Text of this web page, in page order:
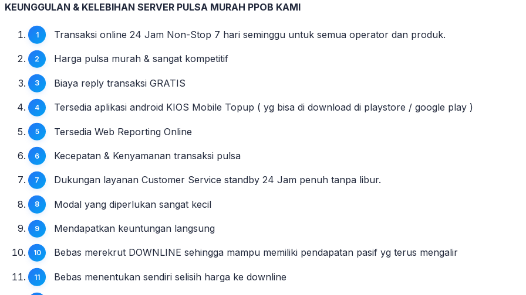
KEUNGGULAN & KELEBIHAN SERVER PULSA MURAH PPOB KAMI
Transaksi online 24 Jam Non-Stop 7 hari seminggu untuk semua operator dan produk.
Harga pulsa murah & sangat kompetitif
Biaya reply transaksi GRATIS
Tersedia aplikasi android KIOS Mobile Topup ( yg bisa di download di playstore / google play )
Tersedia Web Reporting Online
Kecepatan & Kenyamanan transaksi pulsa
Dukungan layanan Customer Service standby 24 Jam penuh tanpa libur.
Modal yang diperlukan sangat kecil
Mendapatkan keuntungan langsung
Bebas merekrut DOWNLINE sehingga mampu memiliki pendapatan pasif yg terus mengalir
Bebas menentukan sendiri selisih harga ke downline